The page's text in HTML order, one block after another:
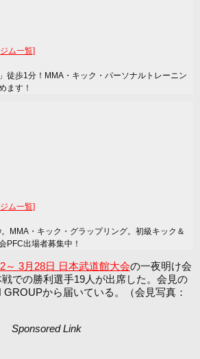
ム一覧]
徒歩1分！MMA・キック・パーソナルトレーニン
ます！
ム一覧]
MMA・キック・グラップリング。初級キック＆
PFC出場者募集中！
～ 3月28日 日本武道館大会の一夜明け会
での勝利選手19人が出席した。会見の
から届いている。（会見写真：
Sponsored Link